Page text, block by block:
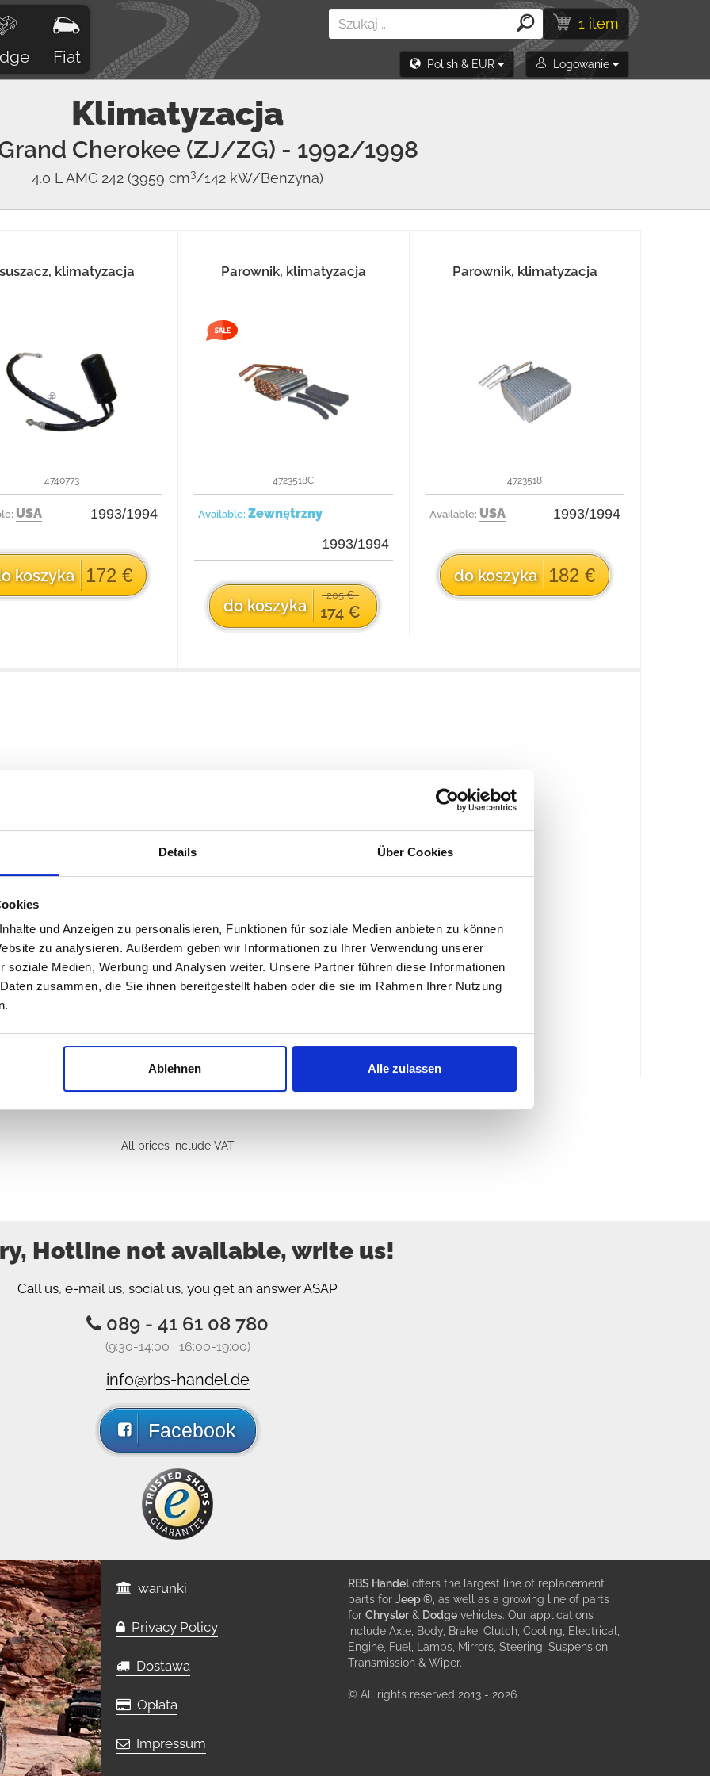
Details Über Cookies
und Anzeigen zu personalisieren, Funktionen für soziale Medien anbieten zu können
zu analysieren. Außerdem geben wir Informationen zu Ihrer Verwendung unserer
soziale Medien, Werbung und Analysen weiter. Unsere Partner führen diese Informationen
zusammen, die Sie ihnen bereitgestellt haben oder die sie im Rahmen Ihrer Nutzung
Ablehnen Alle zulassen
Fiat
1 item
Polish & EUR Logowanie
Klimatyzacja
Cherokee (ZJ/ZG) - 1992/1998
4.0 L AMC 242 (3959 cm3/142 kW/Benzyna)
klimatyzacja
4740773
USA 1993/1994
koszyka 172 €
Parownik, klimatyzacja
4723518C
Available: Zewnętrzny
1993/1994
do koszyka
205 €
174 €
Parownik, klimatyzacja
4723518
Available: USA 1993/1994
do koszyka 182 €
All prices include VAT
Hotline not available, write us!
Call us, e-mail us, social us, you get an answer ASAP
089 - 41 61 08 780
(9:30-14:00 16:00-19:00)
info@rbs-handel.de
Facebook
warunki
Privacy Policy
Dostawa
Opłata
Impressum
RBS Handel offers the largest line of replacement
parts for Jeep ® , as well as a growing line of parts
for Chrysler & Dodge vehicles. Our applications
include Axle, Body, Brake, Clutch, Cooling, Electrical,
Engine, Fuel, Lamps, Mirrors, Steering, Suspension,
Transmission & Wiper.
© All rights reserved 2013 - 2026